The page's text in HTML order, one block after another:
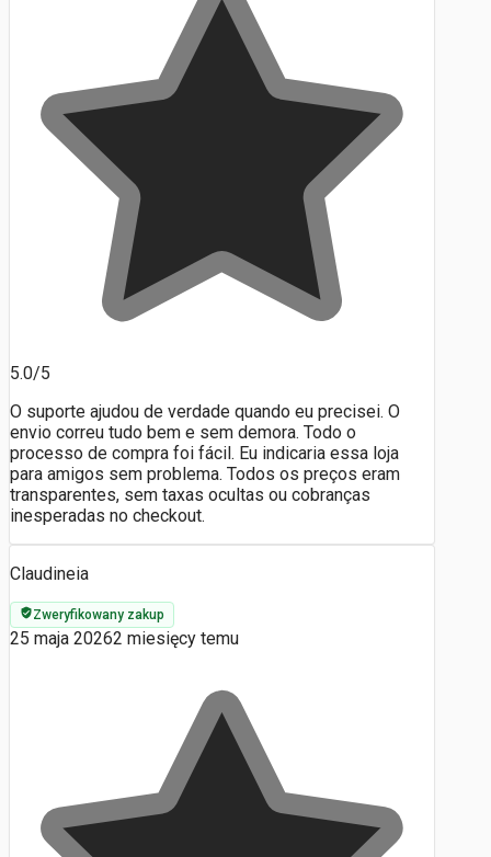
5.0/5
O suporte ajudou de verdade quando eu precisei. O
envio correu tudo bem e sem demora. Todo o
processo de compra foi fácil. Eu indicaria essa loja
para amigos sem problema. Todos os preços eram
transparentes, sem taxas ocultas ou cobranças
inesperadas no checkout.
Claudineia
Zweryfikowany zakup
25 maja 20262 miesięcy temu